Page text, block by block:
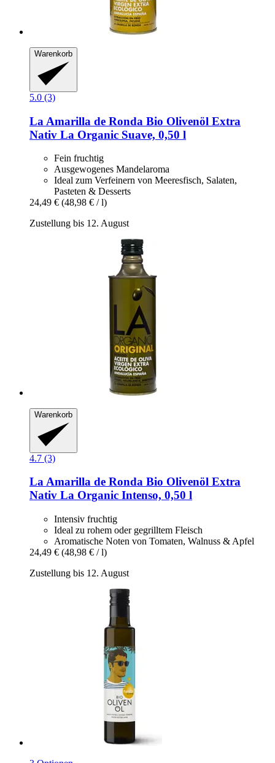
Warenkorb
5.0 (3)
La Amarilla de Ronda Bio Olivenöl Extra
Nativ La Organic Suave, 0,50 l
Fein fruchtig
Ausgewogenes Mandelaroma
Ideal zum Verfeinern von Meeresfisch, Salaten,
Pasteten & Desserts
24,49 € (48,98 € / l)
Zustellung bis 12. August
Warenkorb
4.7 (3)
La Amarilla de Ronda Bio Olivenöl Extra
Nativ La Organic Intenso, 0,50 l
Intensiv fruchtig
Ideal zu rohem oder gegrilltem Fleisch
Aromatische Noten von Tomaten, Walnuss & Apfel
24,49 € (48,98 € / l)
Zustellung bis 12. August